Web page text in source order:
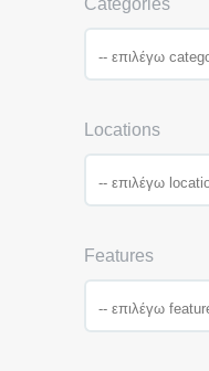
Categories
Locations
Features